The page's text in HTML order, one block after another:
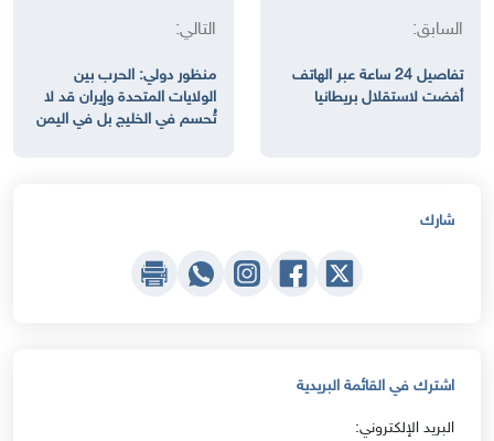
السابق:
تفاصيل 24 ساعة عبر الهاتف
أفضت لاستقلال بريطانيا
التالي:
منظور دولي: الحرب بين
الولايات المتحدة وإيران قد لا
تُحسم في الخليج بل في اليمن
شارك
اشترك في القائمة البريدية
البريد الإلكتروني: